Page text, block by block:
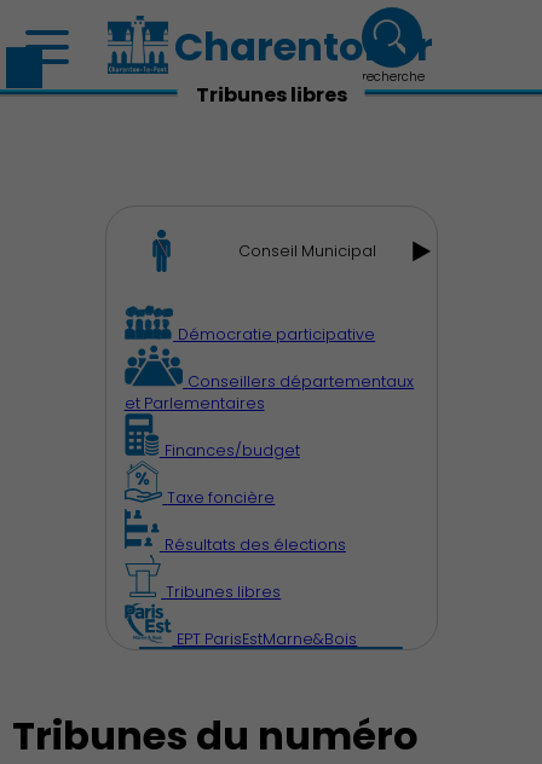
Charenton.fr
recherche
Tribunes libres
Conseil Municipal
Démocratie participative
Conseillers départementaux
et Parlementaires
Finances/budget
Taxe foncière
Résultats des élections
Tribunes libres
EPT ParisEstMarne&Bois
Tribunes du numéro